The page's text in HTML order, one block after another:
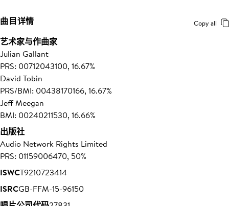
曲目详情 Copy all
艺术家与作曲家
Julian Gallant
PRS: 00712043100, 16.67%
David Tobin
PRS/BMI: 00438170166, 16.67%
Jeff Meegan
BMI: 00240211530, 16.66%
出版社
Audio Network Rights Limited
PRS: 01159006470, 50%
ISWCT9210723414
ISRCGB-FFM-15-96150